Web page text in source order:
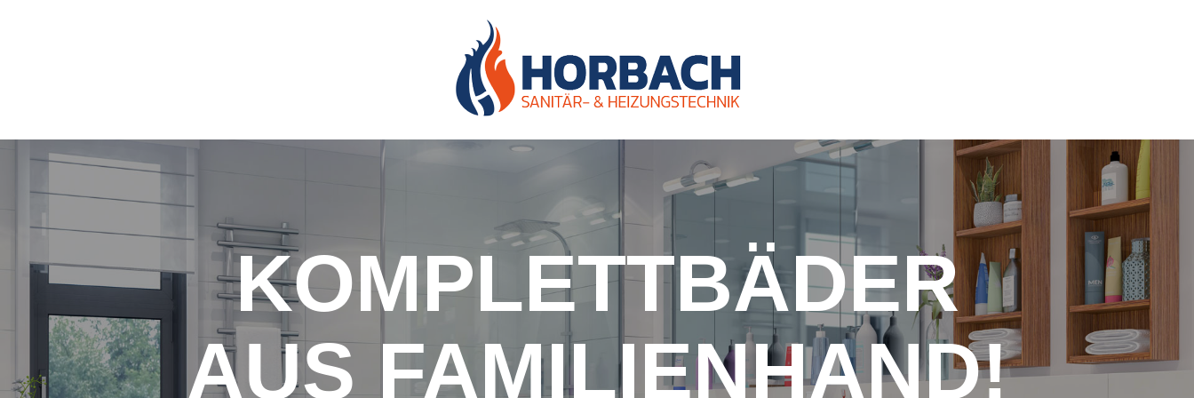
KOMPLETTBÄDER
AUS FAMILIENHAND!